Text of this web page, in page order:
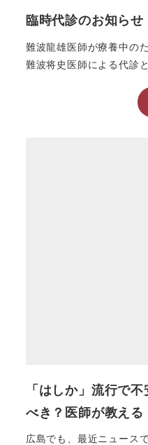
臨時代診のお知らせ
難波龍雄医師が療養中の
難波将史医師による代診
「はしか」流行で
べき？医師が教え
広島でも、最近ニュース